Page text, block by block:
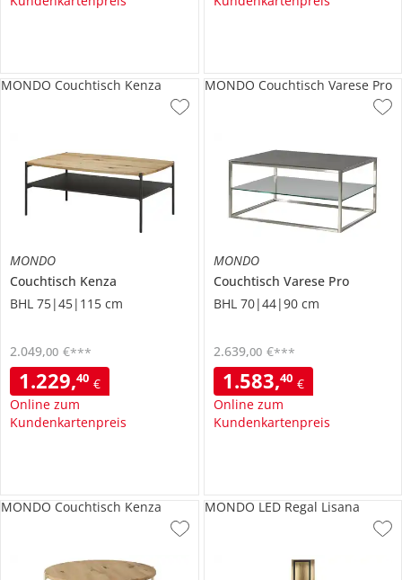
MONDO
Couchtisch Kenza
BHL 75|45|115 cm
1.229,40 €
Online zum
Kundenkartenpreis
2.049,00 €***
MONDO Couchtisch Kenza
MONDO
Couchtisch Varese Pro
BHL 70|44|90 cm
1.583,40 €
Online zum
Kundenkartenpreis
2.639,00 €***
MONDO Couchtisch Varese Pro
MONDO Couchtisch Kenza MONDO LED Regal Lisana